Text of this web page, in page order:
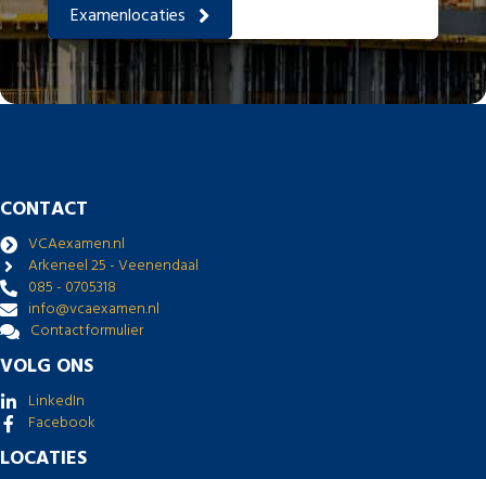
Examenlocaties
CONTACT
VCAexamen.nl
Arkeneel 25 - Veenendaal
085 - 0705318
info@vcaexamen.nl
Contactformulier
VOLG ONS
LinkedIn
Facebook
LOCATIES